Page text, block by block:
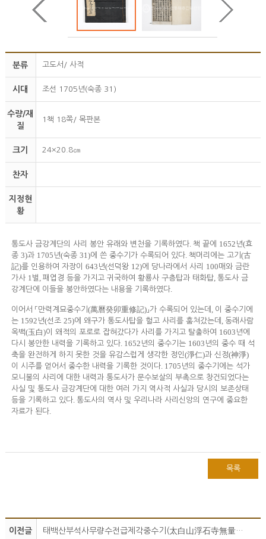
분류 고도서/ 사적
시대 조선 1705년(숙종 31)
수량/재
질
1책 18쪽/ 목판본
크기 24×20.8㎝
찬자
지정현
황
통도사 금강계단의 사리 봉안 유래와 변천을 기록하였다. 책 끝에 1652 년(효
종 3)과 1705 년(숙종 31)에 쓴 중수기가 수록되어 있다. 책머리에는 고기 (古
記)를 인용하여 자장이 643 년(선덕왕 12)에 당나라에서 사리 100매와 금란
가사 1벌 , 패엽경 등을 가지고 귀국하여 황룡사 구층탑과 태화탑, 통도사 금
강계단에 이들을 봉안하였다는 내용을 기록하였다.
이어서 「 만력계묘중수기 (萬曆癸卯重修記)」가 수록되어 있는데 , 이 중수기에
는 1592 년(선조 25)에 왜구가 통도사탑을 헐고 사리를 훔쳐갔는데 , 동래사람
옥백(玉白)이 왜적의 포로로 잡혀갔다가 사리를 가지고 탈출하여 1603 년에
다시 봉안한 내력을 기록하고 있다. 1652 년의 중수기는 1603 년의 중수 때 석
축을 완전하게 하지 못한 것을 유감스럽게 생각한 정인(淨仁)과 신정(神淨)
이 시주를 얻어서 중수한 내력을 기록한 것이다. 1705 년의 중수기에는 석가
모니불의 사리에 대한 내력과 통도사가 문수보살의 부촉으로 창건되었다는
사실 및 통도사 금강계단에 대한 여러 가지 역사적 사실과 당시의 보존상태
등을 기록하고 있다. 통도사의 역사 및 우리나라 사리신앙의 연구에 중요한
자료가 된다.
목록
이전글 태백산부석사무량수전급제각중수기(太白山浮石寺無量壽殿及諸閣重修記)